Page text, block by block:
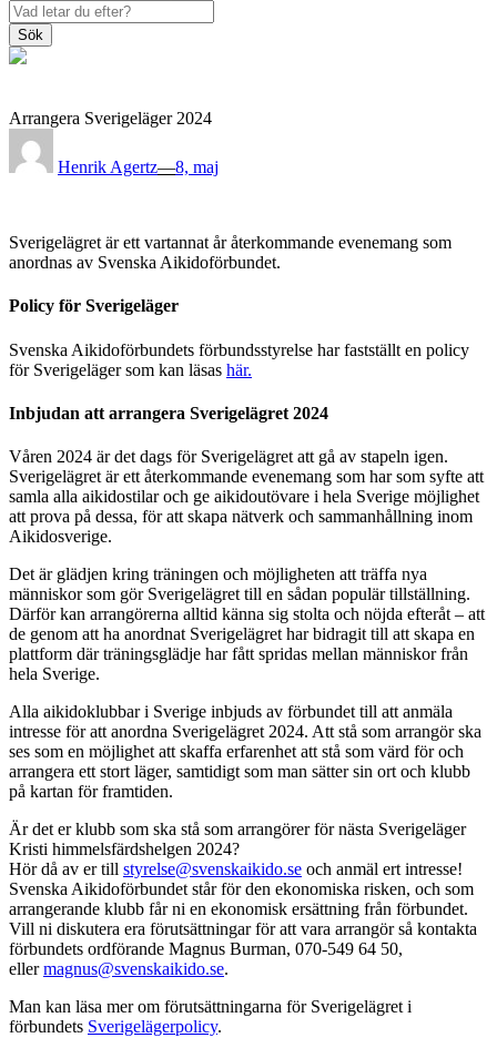
Sök
Arrangera Sverigeläger 2024
Henrik Agertz—
on
8, maj
Sverigelägret är ett vartannat år återkommande evenemang som
anordnas av Svenska Aikidoförbundet.
Policy för Sverigeläger
Svenska Aikidoförbundets förbundsstyrelse har fastställt en policy
för Sverigeläger som kan läsas här.
Inbjudan att arrangera Sverigelägret 2024
Våren 2024 är det dags för Sverigelägret att gå av stapeln igen.
Sverigelägret är ett återkommande evenemang som har som syfte att
samla alla aikidostilar och ge aikidoutövare i hela Sverige möjlighet
att prova på dessa, för att skapa nätverk och sammanhållning inom
Aikidosverige.
Det är glädjen kring träningen och möjligheten att träffa nya
människor som gör Sverigelägret till en sådan populär tillställning.
Därför kan arrangörerna alltid känna sig stolta och nöjda efteråt – att
de genom att ha anordnat Sverigelägret har bidragit till att skapa en
plattform där träningsglädje har fått spridas mellan människor från
hela Sverige.
Alla aikidoklubbar i Sverige inbjuds av förbundet till att anmäla
intresse för att anordna Sverigelägret 2024. Att stå som arrangör ska
ses som en möjlighet att skaffa erfarenhet att stå som värd för och
arrangera ett stort läger, samtidigt som man sätter sin ort och klubb
på kartan för framtiden.
Är det er klubb som ska stå som arrangörer för nästa Sverigeläger
Kristi himmelsfärdshelgen 2024?
Hör då av er till styrelse@svenskaikido.se och anmäl ert intresse!
Svenska Aikidoförbundet står för den ekonomiska risken, och som
arrangerande klubb får ni en ekonomisk ersättning från förbundet.
Vill ni diskutera era förutsättningar för att vara arrangör så kontakta
förbundets ordförande Magnus Burman, 070-549 64 50,
ellermagnus@svenskaikido.se.
Man kan läsa mer om förutsättningarna för Sverigelägret i
förbundets Sverigelägerpolicy.